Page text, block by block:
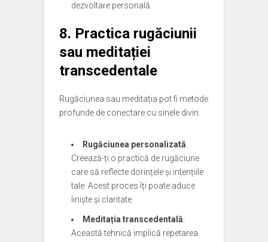
dezvoltare personală.
8. Practica rugăciunii
sau meditației
transcedentale
Rugăciunea sau meditația pot fi metode
profunde de conectare cu sinele divin.
Rugăciunea personalizată:
Creează-ți o practică de rugăciune
care să reflecte dorințele și intențiile
tale. Acest proces îți poate aduce
liniște și claritate.
Meditația transcedentală:
Această tehnică implică repetarea